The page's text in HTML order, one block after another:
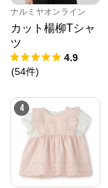
ナルミヤオンライン
カット楊柳Tシャ
ツ
4.9
(54件)
4